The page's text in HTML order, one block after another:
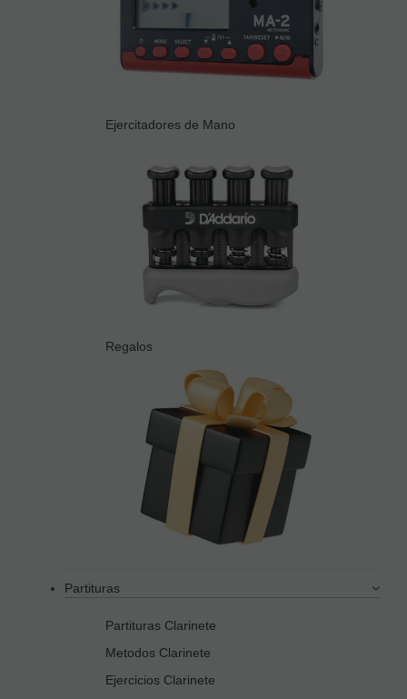
Ejercitadores de Mano
Regalos
Partituras
Partituras Clarinete
Metodos Clarinete
Ejercicios Clarinete